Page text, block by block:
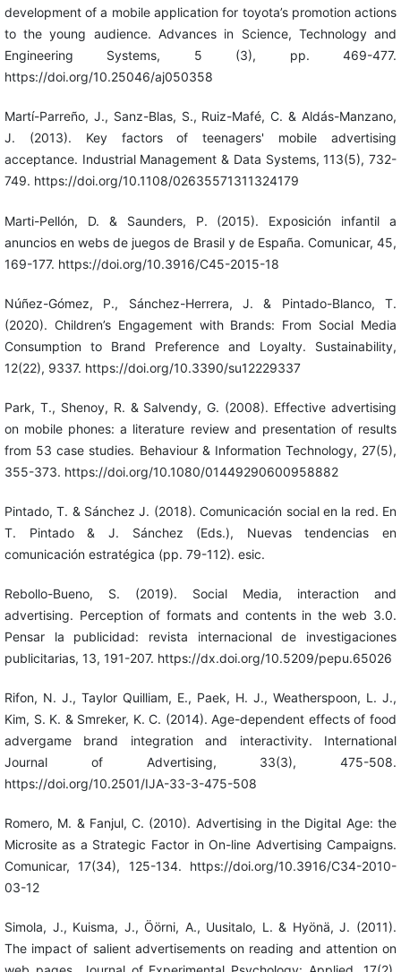
development of a mobile application for toyota’s promotion actions
to the young audience. Advances in Science, Technology and
Engineering Systems, 5 (3), pp. 469-477.
https://doi.org/10.25046/aj050358
Martí-Parreño, J., Sanz-Blas, S., Ruiz-Mafé, C. & Aldás-Manzano,
J. (2013). Key factors of teenagers' mobile advertising
acceptance. Industrial Management & Data Systems, 113(5), 732-
749. https://doi.org/10.1108/02635571311324179
Marti-Pellón, D. & Saunders, P. (2015). Exposición infantil a
anuncios en webs de juegos de Brasil y de España. Comunicar, 45,
169-177. https://doi.org/10.3916/C45-2015-18
Núñez-Gómez, P., Sánchez-Herrera, J. & Pintado-Blanco, T.
(2020). Children’s Engagement with Brands: From Social Media
Consumption to Brand Preference and Loyalty. Sustainability,
12(22), 9337. https://doi.org/10.3390/su12229337
Park, T., Shenoy, R. & Salvendy, G. (2008). Effective advertising
on mobile phones: a literature review and presentation of results
from 53 case studies. Behaviour & Information Technology, 27(5),
355-373. https://doi.org/10.1080/01449290600958882
Pintado, T. & Sánchez J. (2018). Comunicación social en la red. En
T. Pintado & J. Sánchez (Eds.), Nuevas tendencias en
comunicación estratégica (pp. 79-112). esic.
Rebollo-Bueno, S. (2019). Social Media, interaction and
advertising. Perception of formats and contents in the web 3.0.
Pensar la publicidad: revista internacional de investigaciones
publicitarias, 13, 191-207. https://dx.doi.org/10.5209/pepu.65026
Rifon, N. J., Taylor Quilliam, E., Paek, H. J., Weatherspoon, L. J.,
Kim, S. K. & Smreker, K. C. (2014). Age-dependent effects of food
advergame brand integration and interactivity. International
Journal of Advertising, 33(3), 475-508.
https://doi.org/10.2501/IJA-33-3-475-508
Romero, M. & Fanjul, C. (2010). Advertising in the Digital Age: the
Microsite as a Strategic Factor in On-line Advertising Campaigns.
Comunicar, 17(34), 125-134. https://doi.org/10.3916/C34-2010-
03-12
Simola, J., Kuisma, J., Öörni, A., Uusitalo, L. & Hyönä, J. (2011).
The impact of salient advertisements on reading and attention on